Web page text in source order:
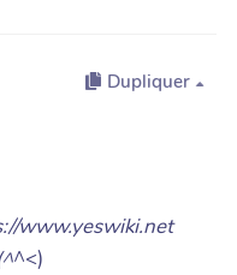
Dupliquer
www.yeswiki.net
^<)